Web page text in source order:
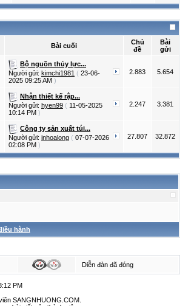
Bài cuối
Chủ
đề
Bài
gửi
Bộ nguồn thủy lực...
Người gửi: kimchi1981 ( 23-06-
2025 09:25 AM )
2.883 5.654
Nhận thiết kế rập...
Người gửi: hyen99 ( 11-05-2025
10:14 PM )
2.247 3.381
Công ty sản xuất túi...
Người gửi: inhoalong ( 07-07-2026
02:08 PM )
27.807 32.872
hành
Diễn đàn đã đóng
PM
SANGNHUONG.COM.